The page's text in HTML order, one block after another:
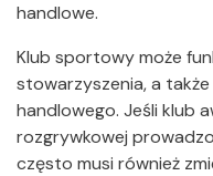
handlowe.
Klub sportowy może
stowarzyszenia, a
handlowego. Jeśli klub
rozgrywkowej
często musi również